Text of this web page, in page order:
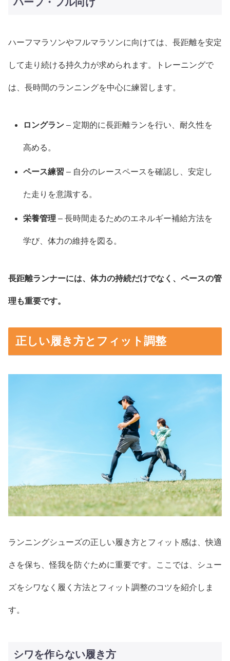
ハーフマラソンやフルマラソンに向けては、長距離を安定
して走り続ける持久力が求められます。トレーニングで
は、長時間のランニングを中心に練習します。
ロングラン – 定期的に長距離ランを行い、耐久性を
高める。
ペース練習 – 自分のレースペースを確認し、安定し
た走りを意識する。
栄養管理 – 長時間走るためのエネルギー補給方法を
学び、体力の維持を図る。
長距離ランナーには、体力の持続だけでなく、ペースの管
理も重要です。
正しい履き方とフィット調整
ランニングシューズの正しい履き方とフィット感は、快適
さを保ち、怪我を防ぐために重要です。ここでは、シュー
ズをシワなく履く方法とフィット調整のコツを紹介しま
す。
シワを作らない履き方